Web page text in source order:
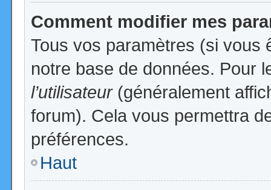
Comment modifier mes
Tous vos paramètres (si vous
notre base de données. Pour
l’utilisateur(généralement
forum). Cela vous permettra
préférences.
Haut